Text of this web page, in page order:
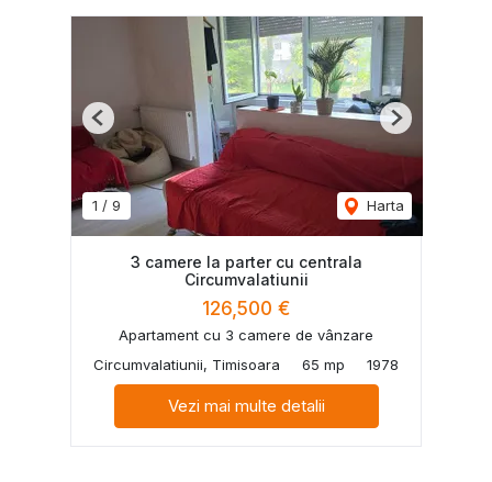
1 / 9 Harta
Previous Next
3 camere la parter cu centrala
Circumvalatiunii
126,500 €
Apartament cu 3 camere de vânzare
Circumvalatiunii, Timisoara
65 mp 1978
Vezi mai multe detalii